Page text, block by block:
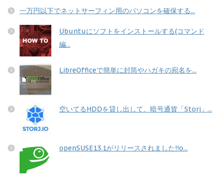
一万円以下でネットサーフィン用のパソコンを確保する...
Ubuntuにソフトをインストールする(コマンド
編...
LibreOfficeで簡単に封筒やハガキの宛名を...
空いてるHDDを貸し出して、暗号通貨「Storj」...
openSUSE13.1がリリースされました!!o...